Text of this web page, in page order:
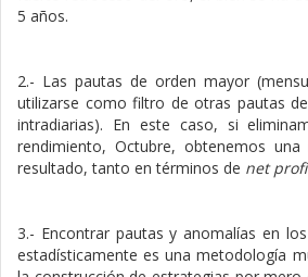
5 años.
2.- Las pautas de orden mayor
utilizarse como filtro de otras pautas
intradiarias). En este caso, si
rendimiento, Octubre, obtenemos
resultado, tanto en términos de net
3.- Encontrar pautas y anomalías en
estadísticamente es una metodología